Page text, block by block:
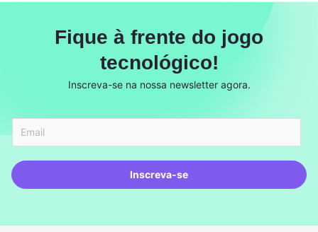
Fique à frente do jogo
tecnológico!
Inscreva-se na nossa newsletter agora.
Inscreva-se